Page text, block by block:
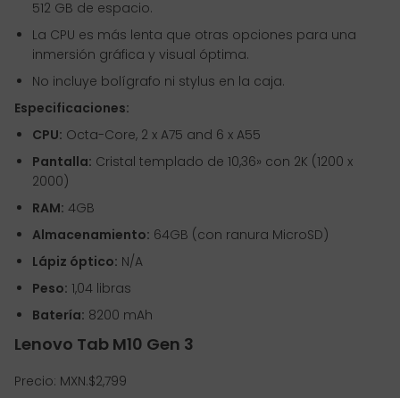
512 GB de espacio.
La CPU es más lenta que otras opciones para una
inmersión gráfica y visual óptima.
No incluye bolígrafo ni stylus en la caja.
Especificaciones:
CPU: Octa-Core, 2 x A75 and 6 x A55
Pantalla: Cristal templado de 10,36» con 2K (1200 x
2000)
RAM: 4GB
Almacenamiento: 64GB (con ranura MicroSD)
Lápiz óptico: N/A
Peso: 1,04 libras
Batería: 8200 mAh
Lenovo Tab M10 Gen 3
Precio: MXN.$2,799